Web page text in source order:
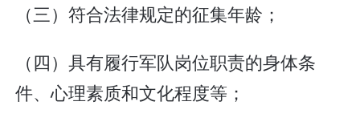
（三）符合法律规定的征集年龄；
（四）具有履行军队岗位职责的身体条
件、心理素质和文化程度等；